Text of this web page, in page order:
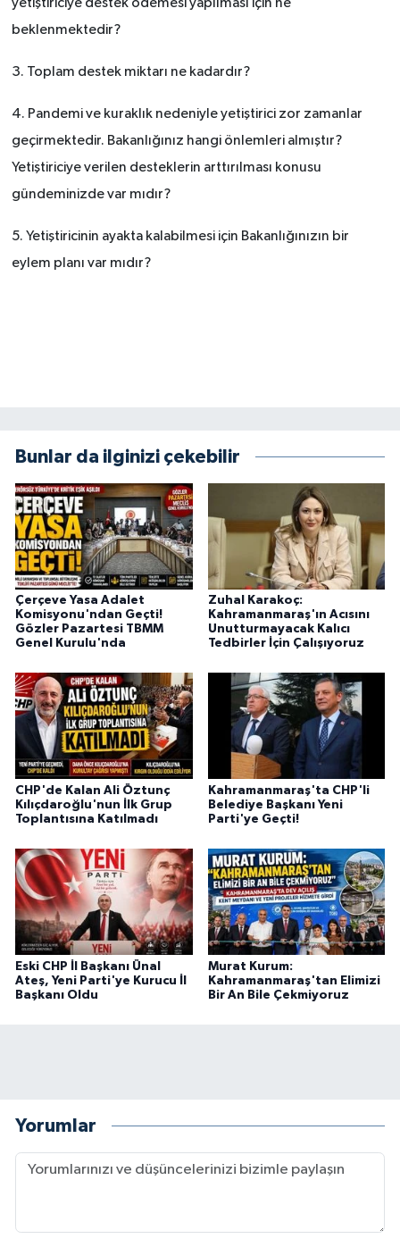
yetiştiriciye destek ödemesi yapılması için ne
beklenmektedir?
3. Toplam destek miktarı ne kadardır?
4. Pandemi ve kuraklık nedeniyle yetiştirici zor zamanlar
geçirmektedir. Bakanlığınız hangi önlemleri almıştır?
Yetiştiriciye verilen desteklerin arttırılması konusu
gündeminizde var mıdır?
5. Yetiştiricinin ayakta kalabilmesi için Bakanlığınızın bir
eylem planı var mıdır?
Bunlar da ilginizi çekebilir
Çerçeve Yasa Adalet
Komisyonu'ndan Geçti!
Gözler Pazartesi TBMM
Genel Kurulu'nda
Zuhal Karakoç:
Kahramanmaraş'ın Acısını
Unutturmayacak Kalıcı
Tedbirler İçin Çalışıyoruz
CHP'de Kalan Ali Öztunç
Kılıçdaroğlu'nun İlk Grup
Toplantısına Katılmadı
Kahramanmaraş'ta CHP'li
Belediye Başkanı Yeni
Parti'ye Geçti!
Eski CHP İl Başkanı Ünal
Ateş, Yeni Parti'ye Kurucu İl
Başkanı Oldu
Murat Kurum:
Kahramanmaraş'tan Elimizi
Bir An Bile Çekmiyoruz
Yorumlar